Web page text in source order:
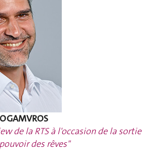
de la RTS à l'occasion de la sortie
des rêves"